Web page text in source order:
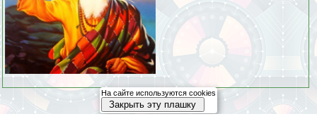
На сайте используются cookies
Закрыть эту плашку